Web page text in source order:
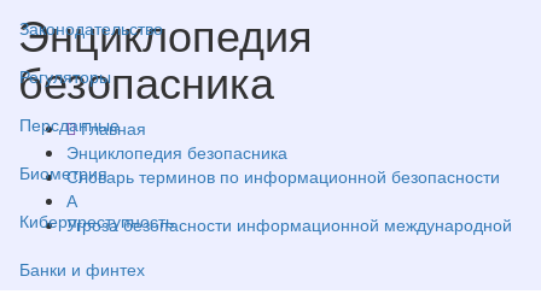
Законодательство
Регуляторы
Персданные
Биометрия
Киберпреступность
Банки и финтех
Энциклопедия
безопасника
Главная
Энциклопедия безопасника
Словарь терминов по информационной безопасности
А
Угроза безопасности информационной международной